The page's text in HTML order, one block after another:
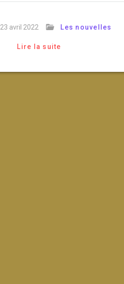
23 avril 2022 Les nouvelles
Lire la suite